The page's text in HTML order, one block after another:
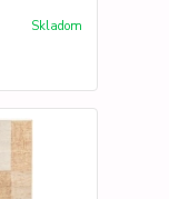
Skladom